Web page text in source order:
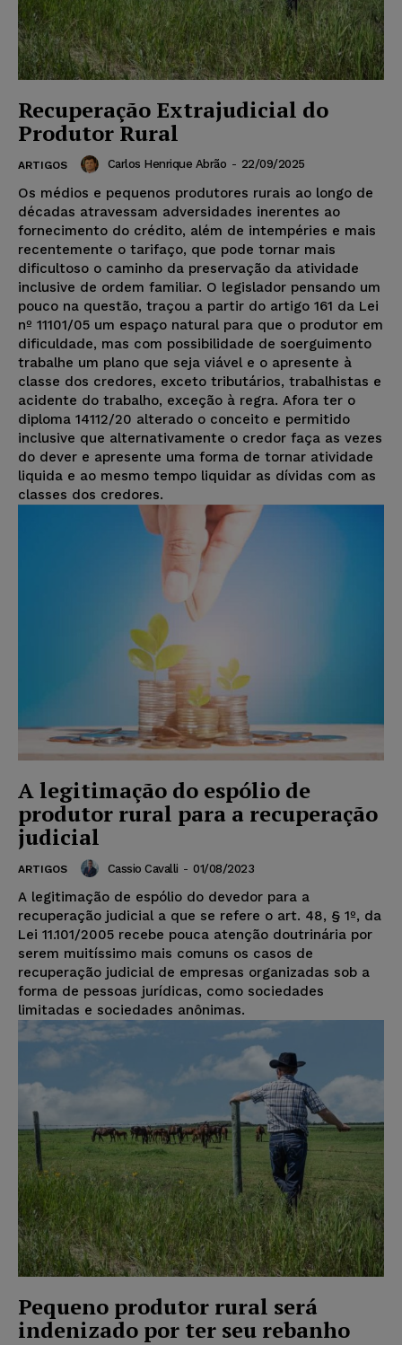
Recuperação Extrajudicial do
Produtor Rural
ARTIGOS Carlos Henrique Abrão - 22/09/2025
Os médios e pequenos produtores rurais ao longo de
décadas atravessam adversidades inerentes ao
fornecimento do crédito, além de intempéries e mais
recentemente o tarifaço, que pode tornar mais
dificultoso o caminho da preservação da atividade
inclusive de ordem familiar. O legislador pensando um
pouco na questão, traçou a partir do artigo 161 da Lei
nº 11101/05 um espaço natural para que o produtor em
dificuldade, mas com possibilidade de soerguimento
trabalhe um plano que seja viável e o apresente à
classe dos credores, exceto tributários, trabalhistas e
acidente do trabalho, exceção à regra. Afora ter o
diploma 14112/20 alterado o conceito e permitido
inclusive que alternativamente o credor faça as vezes
do dever e apresente uma forma de tornar atividade
liquida e ao mesmo tempo liquidar as dívidas com as
classes dos credores.
A legitimação do espólio de
produtor rural para a recuperação
judicial
ARTIGOS Cassio Cavalli - 01/08/2023
A legitimação de espólio do devedor para a
recuperação judicial a que se refere o art. 48, § 1º, da
Lei 11.101/2005 recebe pouca atenção doutrinária por
serem muitíssimo mais comuns os casos de
recuperação judicial de empresas organizadas sob a
forma de pessoas jurídicas, como sociedades
limitadas e sociedades anônimas.
Pequeno produtor rural será
indenizado por ter seu rebanho